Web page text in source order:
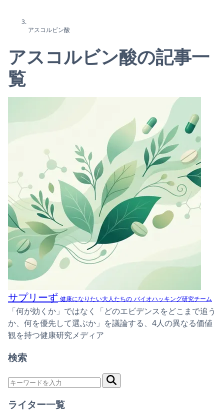
アスコルビン酸
アスコルビン酸の記事一
覧
サプリーず 健康になりたい大人たちの バイオハッキング研究チーム
「何が効くか」ではなく「どのエビデンスをどこまで追う
か、何を優先して選ぶか」を議論する、4人の異なる価値
観を持つ健康研究メディア
検索
ライター一覧